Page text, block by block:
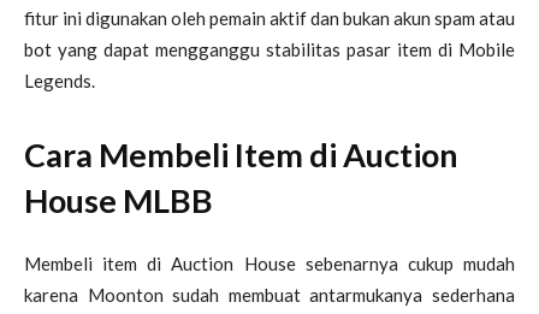
fitur ini digunakan oleh pemain aktif dan bukan akun spam atau
bot yang dapat mengganggu stabilitas pasar item di Mobile
Legends.
Cara Membeli Item di Auction
House MLBB
Membeli item di Auction House sebenarnya cukup mudah
karena Moonton sudah membuat antarmukanya sederhana